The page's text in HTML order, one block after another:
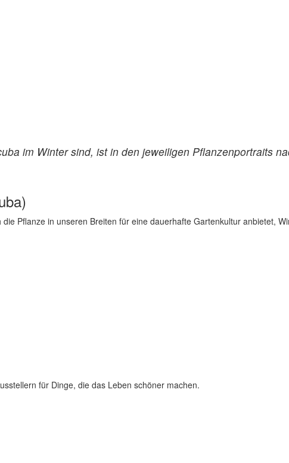
im Winter sind, ist in den jeweiligen Pflanzenportraits
Pflanze in unseren Breiten für eine dauerhafte Gartenkultur anbietet,
für Dinge, die das Leben schöner machen.